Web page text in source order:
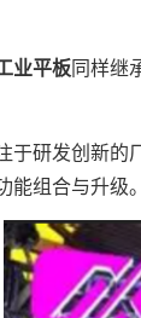
业平板同样继
于研发创新的
组合与升级。